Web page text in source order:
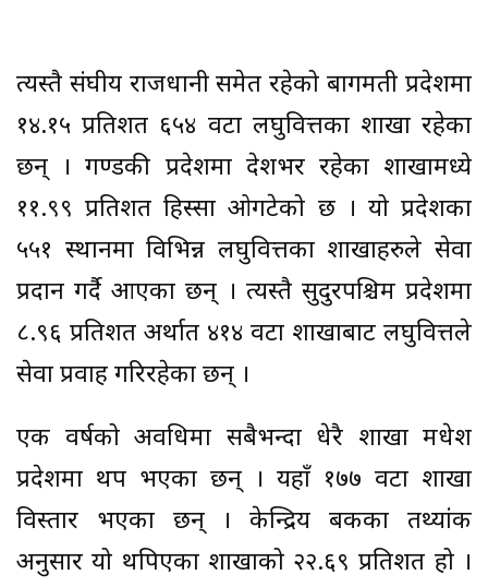
त्यस्तै संघीय राजधानी समेत रहेको बागमती प्रदेशमा
१४.१५ प्रतिशत ६५४ वटा लघुवित्तका शाखा रहेका
छन् । गण्डकी प्रदेशमा देशभर रहेका शाखामध्ये
११.९९ प्रतिशत हिस्सा ओगटेको छ । यो प्रदेशका
५५१ स्थानमा विभिन्न लघुवित्तका शाखाहरुले सेवा
प्रदान गर्दै आएका छन् । त्यस्तै सुदुरपश्चिम प्रदेशमा
८.९६ प्रतिशत अर्थात ४१४ वटा शाखाबाट लघुवित्तले
सेवा प्रवाह गरिरहेका छन् ।
एक वर्षको अवधिमा सबैभन्दा धेरै शाखा मधेश
प्रदेशमा थप भएका छन् । यहाँ १७७ वटा शाखा
विस्तार भएका छन् । केन्द्रिय बैंकका तथ्यांक
अनुसार यो थपिएका शाखाको २२.६९ प्रतिशत हो ।